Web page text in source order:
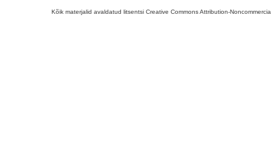
Kõik materjalid avaldatud litsentsi Creative Commons Attribution-